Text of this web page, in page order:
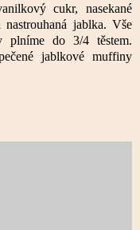
cukr, nasekané
jablka. Vše
plníme do 3/4 těstem.
jablkové muffiny